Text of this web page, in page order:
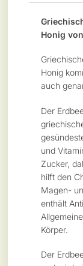
Honig
Honig
auch
Der
und
Zucker,
hilft den
Magen-
enthält
Körper.
Der